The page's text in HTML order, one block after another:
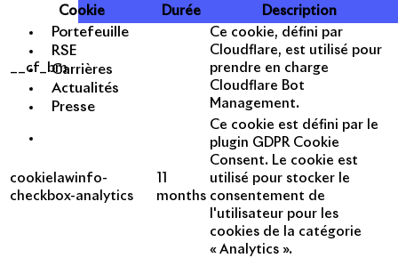
Portefeuille
RSE
Carrières
Actualités
Presse
Cookie
Durée Description
__cf_bm
Ce cookie, défini par
Cloudflare, est utilisé pour
prendre en charge
Cloudflare Bot
Management.
cookielawinfo-
checkbox-analytics
months
Ce cookie est défini par le
plugin GDPR Cookie
Consent. Le cookie est
utilisé pour stocker le
consentement de
l'utilisateur pour les
cookies de la catégorie
« Analytics ».